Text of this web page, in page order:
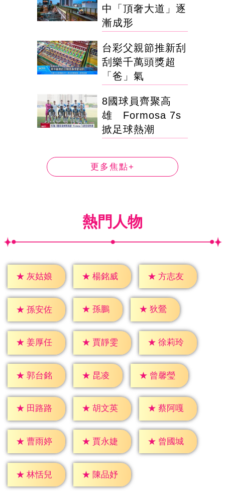
中「頂奢大道」逐
漸成形
台彩父親節推新刮
刮樂千萬頭獎超
「爸」氣
8國球員齊聚高
雄 Formosa 7s
掀足球熱潮
更多焦點+
熱門人物
★ 灰姑娘 ★ 楊銘威 ★ 方志友
★ 孫安佐 ★ 孫鵬 ★ 狄鶯
★ 姜厚任 ★ 賈靜雯 ★ 徐莉玲
★ 郭台銘 ★ 昆凌 ★ 曾馨瑩
★ 田路路 ★ 胡文英 ★ 蔡阿嘎
★ 曹雨婷 ★ 賈永婕 ★ 曾國城
★ 林恬兒 ★ 陳品妤